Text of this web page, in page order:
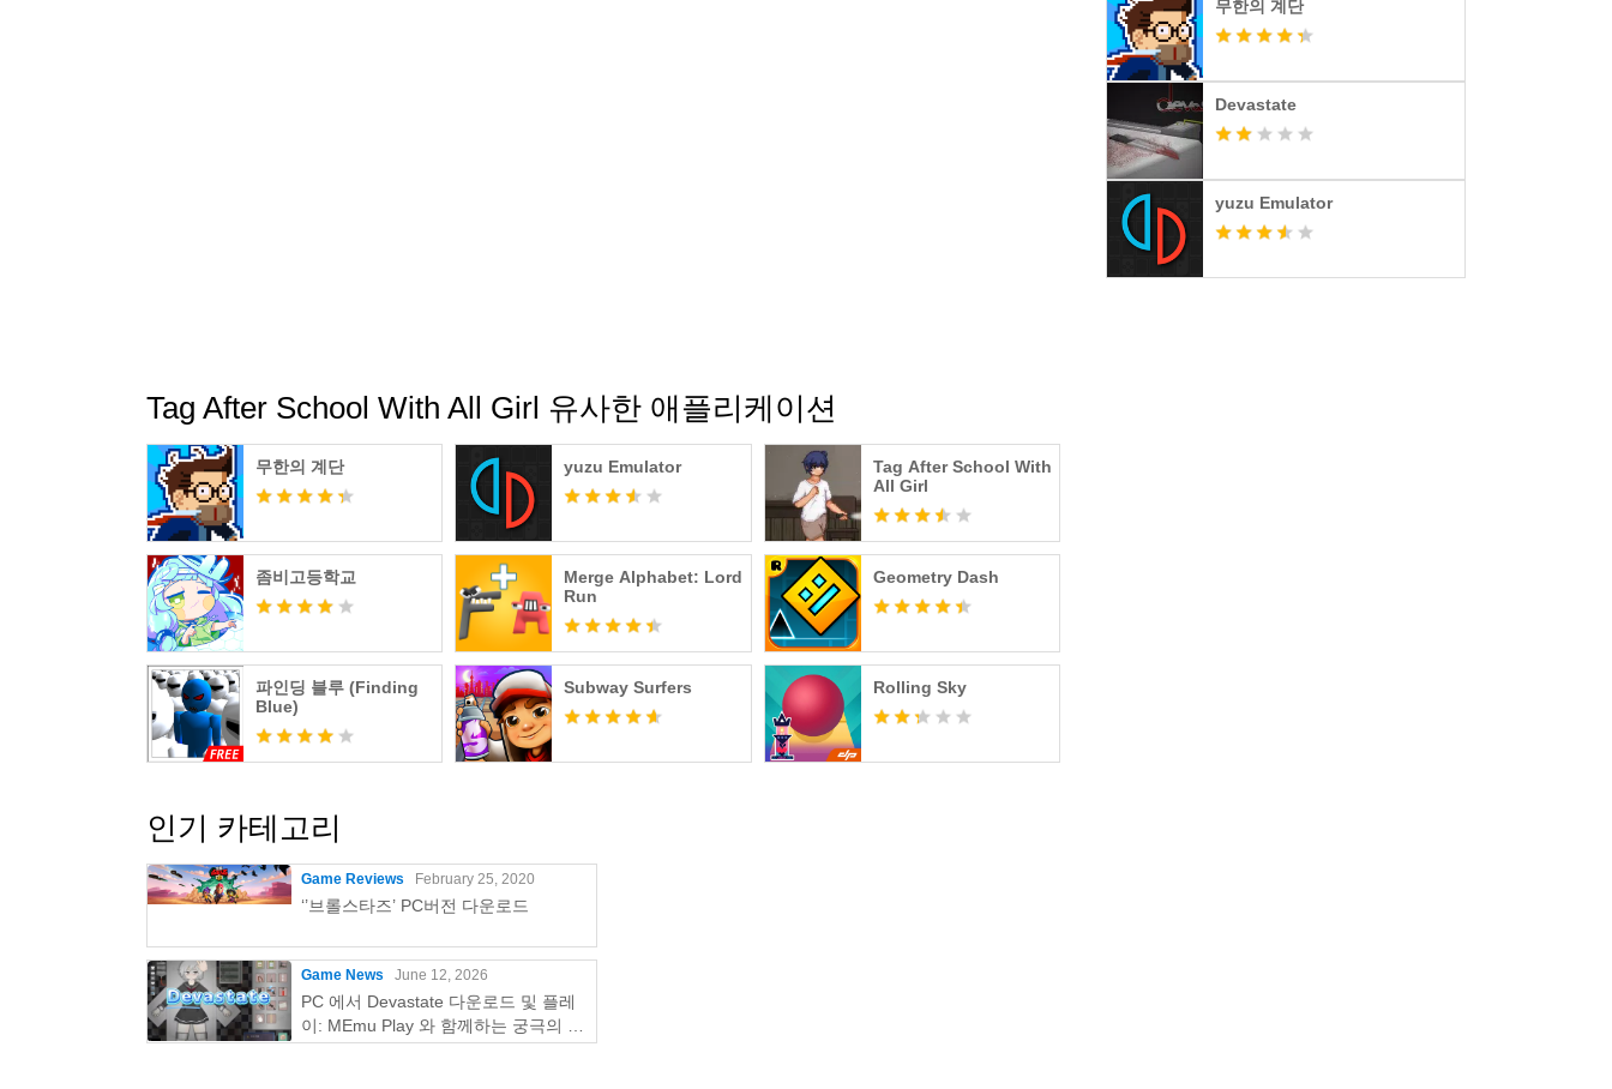
Tag After School With All Girl 유사한 애플리케이션
무한의 계단 yuzu Emulator
Tag After School With
All Girl
좀비고등학교
Merge Alphabet: Lord
Run
Geometry Dash
파인딩 블루 (Finding
Blue)
Subway Surfers Rolling Sky
인기 카테고리
Game Reviews February 25, 2020
‘’브롤스타즈’ PC버전 다운로드
Game News June 12, 2026
PC 에서 Devastate 다운로드 및 플레
이: MEmu Play 와 함께하는 궁극의 게
이밍 가이드
무한의 계단
Devastate
yuzu Emulator